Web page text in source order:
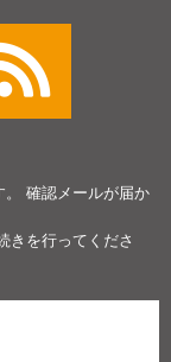
。 確認メールが届か
きを行ってくださ